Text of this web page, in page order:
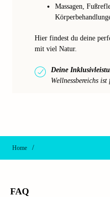
Massagen,
Hier findest du deine
mit viel Natur.
Deine
Wellnessbereichs
Home /
FAQ